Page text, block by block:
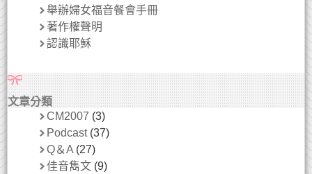
舉辦婦女福音餐會手冊
著作權聲明
認識耶穌
文章分類
CM2007 (3)
Podcast(37)
Q＆A (27)
佳音雋文 (9)